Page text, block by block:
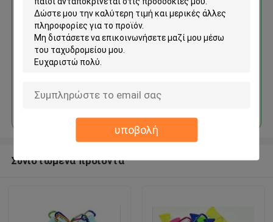
υποβολή
Το πρόσθετο ισχυρό μάρμαρο
και το πλέγμα ανακουφίζουν
Fidget αυτισμού τα παιχνίδια
για το παιδί
Να συνεχίσει
Συνιστώμενα προϊόντα